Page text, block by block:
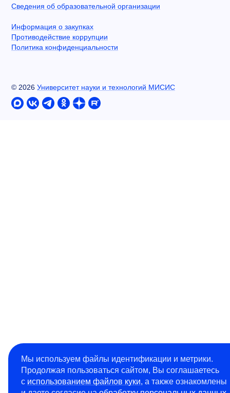
Сведения об образовательной организации
Информация о закупках
Противодействие коррупции
Политика конфиденциальности
© 2026 Университет науки и технологий МИСИС
Мы используем файлы идентификации и метрики.
Продолжая пользоваться сайтом, Вы соглашаетесь
с использованием файлов куки, а также ознакомлены